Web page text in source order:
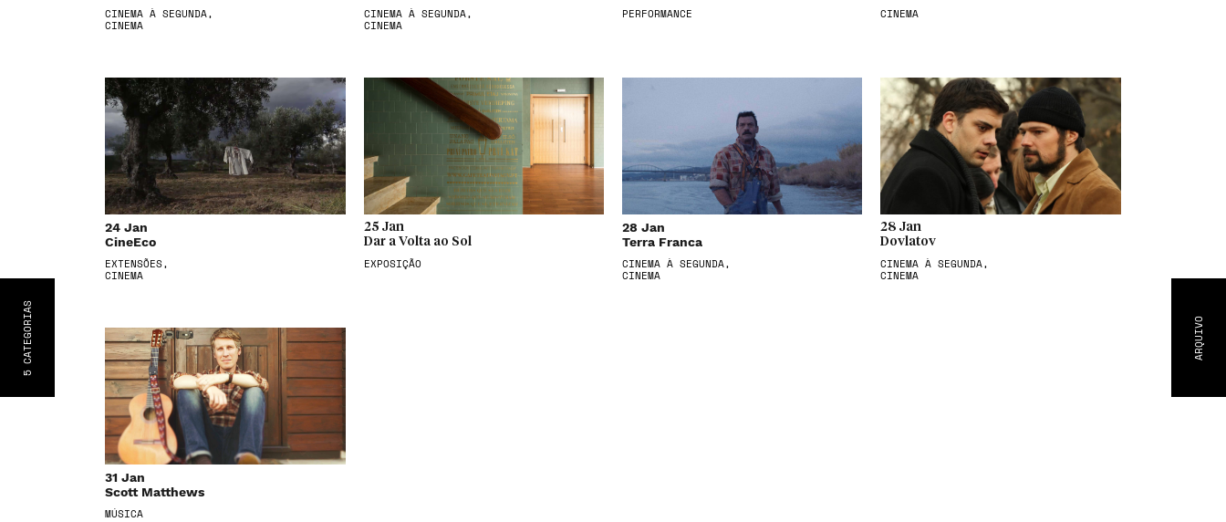
ARQUIVO
5
CATEGORIA
S
CINEMA À SEGUNDA,
CINEMA
CINEMA À SEGUNDA,
CINEMA
PERFORMANCE
CINEMA
24 Jan
CineEco
EXTENSÕES,
CINEMA
25 Jan
Dar a Volta ao Sol
EXPOSIÇÃO
28 Jan
Terra Franca
CINEMA À SEGUNDA,
CINEMA
28 Jan
Dovlatov
CINEMA À SEGUNDA,
CINEMA
31 Jan
Scott Matthews
MÚSICA